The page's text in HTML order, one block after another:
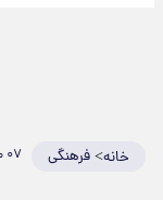
خانه>فرهنگی ۰۷ مرداد ۱۴۰۴